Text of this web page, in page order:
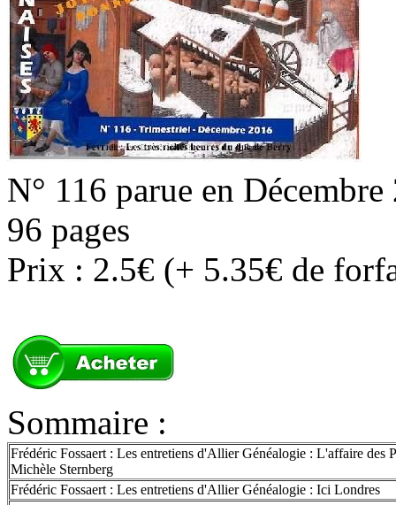
N° 116 parue en Décembre
96 pages
Prix : 2.5€ (+ 5.35€ de
Sommaire :
Frédéric Fossaert : Les entretiens d'Allier Généalogie : L'affaire des
Michèle Sternberg
Frédéric Fossaert : Les entretiens d'Allier Généalogie : Ici Londres